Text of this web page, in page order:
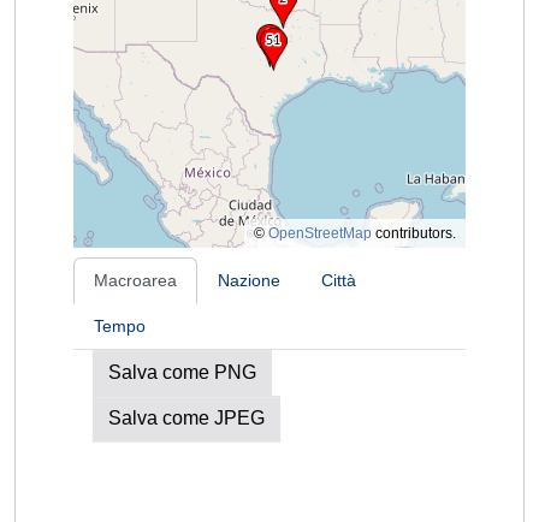
© OpenStreetMap contributors.
Macroarea Nazione Città
Tempo
Salva come PNG
Salva come JPEG